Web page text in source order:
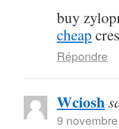
buy
cheap
Répondre
Wciosh
9